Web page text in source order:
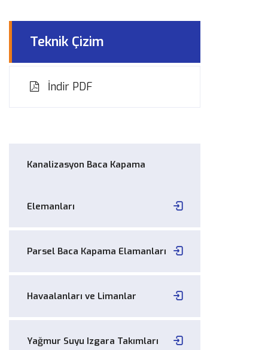
Teknik Çizim
İndir PDF
Kanalizasyon Baca Kapama
Elemanları
Parsel Baca Kapama Elamanları
Havaalanları ve Limanlar
Yağmur Suyu Izgara Takımları